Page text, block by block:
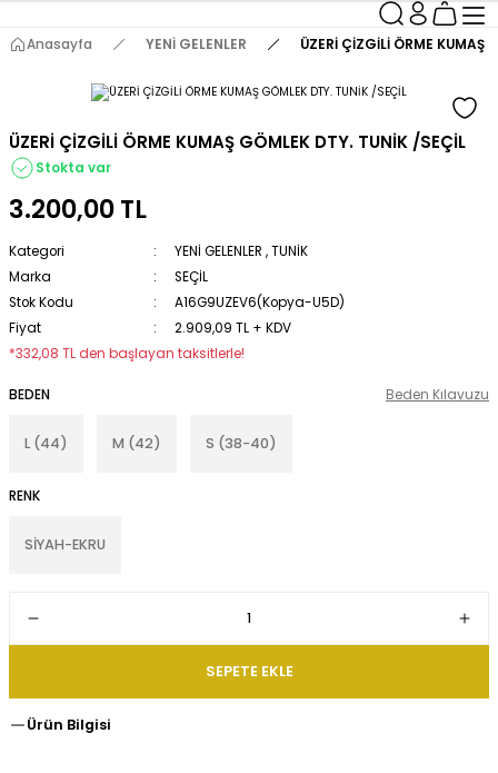
Anasayfa YENİ GELENLER ÜZERİ ÇİZGİLİ ÖRME KUMAŞ
ÜZERİ ÇİZGİLİ ÖRME KUMAŞ GÖMLEK DTY. TUNİK /SEÇİL
Stokta var
3.200,00 TL
Kategori YENİ GELENLER ,TUNİK
Marka
SEÇİL
Stok Kodu
A16G9UZEV6(Kopya-U5D)
Fiyat
2.909,09 TL + KDV
*332,08 TL den başlayan taksitlerle!
BEDEN
L (44) M (42) S (38-40)
RENK
SİYAH-EKRU
Beden Kılavuzu
SEPETE EKLE
Ürün Bilgisi